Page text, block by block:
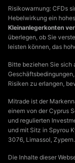
Risikowarnung: CFDs
Hebelwirkung ein
Kleinanlegerkonten
überlegen, ob Sie
leisten können, das
Bitte beziehen Sie sich
Risiken zu erlangen,
Mitrade ist der
einem von der Cyprus
und regulierten
und mit Sitz in Spyrou
3076, Limassol, Zypern.
Die Inhalte dieser